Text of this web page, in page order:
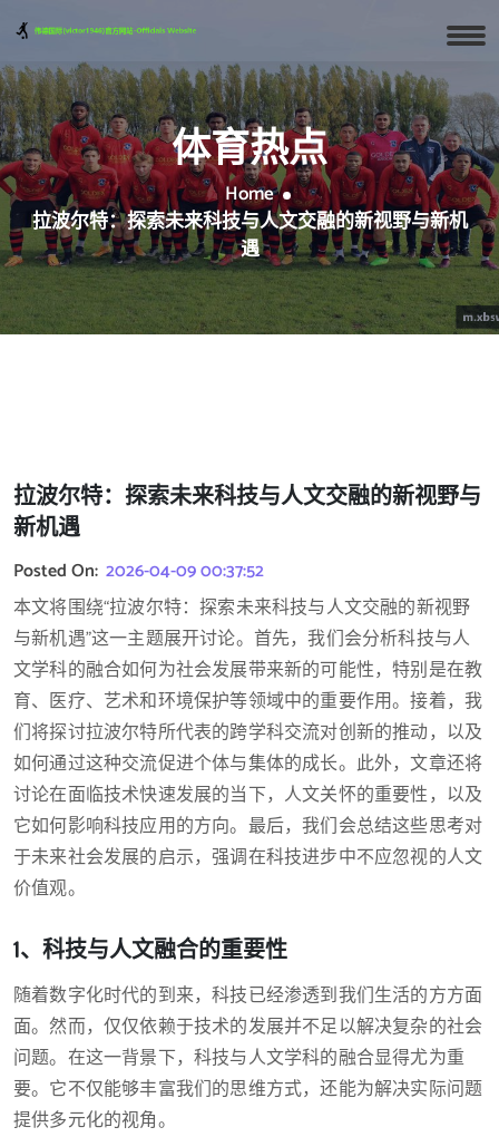
体育热点
Home
拉波尔特：探索未来科技与人文交融的新视野与新机
遇
拉波尔特：探索未来科技与人文交融的新视野与
新机遇
Posted On: 2026-04-09 00:37:52
本文将围绕“拉波尔特：探索未来科技与人文交融的新视野
与新机遇”这一主题展开讨论。首先，我们会分析科技与人
文学科的融合如何为社会发展带来新的可能性，特别是在教
育、医疗、艺术和环境保护等领域中的重要作用。接着，我
们将探讨拉波尔特所代表的跨学科交流对创新的推动，以及
如何通过这种交流促进个体与集体的成长。此外，文章还将
讨论在面临技术快速发展的当下，人文关怀的重要性，以及
它如何影响科技应用的方向。最后，我们会总结这些思考对
于未来社会发展的启示，强调在科技进步中不应忽视的人文
价值观。
1、科技与人文融合的重要性
随着数字化时代的到来，科技已经渗透到我们生活的方方面
面。然而，仅仅依赖于技术的发展并不足以解决复杂的社会
问题。在这一背景下，科技与人文学科的融合显得尤为重
要。它不仅能够丰富我们的思维方式，还能为解决实际问题
提供多元化的视角。